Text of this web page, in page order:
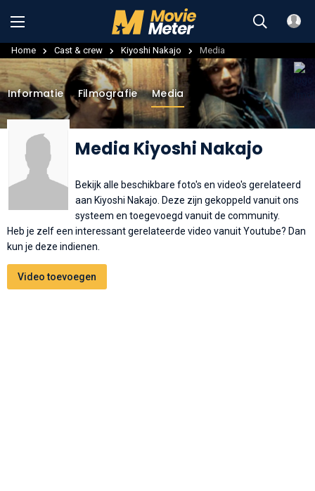
Home Cast & crew Kiyoshi Nakajo Media
Media Kiyoshi Nakajo
Informatie Filmografie Media
Bekijk alle beschikbare foto's en video's gerelateerd
aan Kiyoshi Nakajo. Deze zijn gekoppeld vanuit ons
systeem en toegevoegd vanuit de community.
Heb je zelf een interessant gerelateerde video vanuit Youtube? Dan
kun je deze indienen.
Video toevoegen